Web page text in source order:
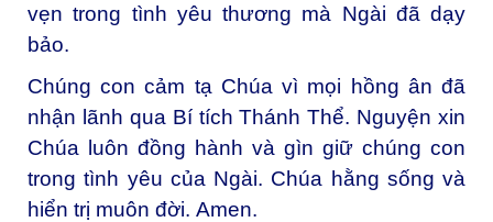
vẹn trong tình yêu thương mà Ngài đã dạy
bảo.
Chúng con cảm tạ Chúa vì mọi hồng ân đã
nhận lãnh qua Bí tích Thánh Thể. Nguyện xin
Chúa luôn đồng hành và gìn giữ chúng con
trong tình yêu của Ngài. Chúa hằng sống và
hiển trị muôn đời. Amen.